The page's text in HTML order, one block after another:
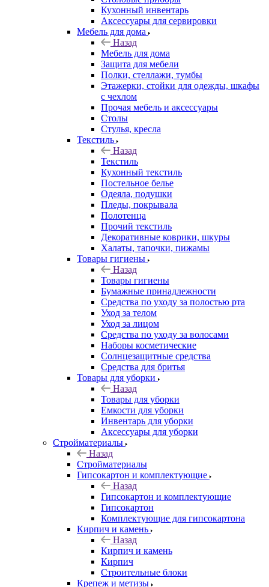
Кухонный инвентарь
Аксессуары для сервировки
Мебель для дома
Назад
Мебель для дома
Защита для мебели
Полки, стеллажи, тумбы
Этажерки, стойки для одежды, шкафы
с чехлом
Прочая мебель и аксессуары
Столы
Стулья, кресла
Текстиль
Назад
Текстиль
Кухонный текстиль
Постельное белье
Одеяла, подушки
Пледы, покрывала
Полотенца
Прочий текстиль
Декоративные коврики, шкуры
Халаты, тапочки, пижамы
Товары гигиены
Назад
Товары гигиены
Бумажные принадлежности
Средства по уходу за полостью рта
Уход за телом
Уход за лицом
Средства по уходу за волосами
Наборы косметические
Солнцезащитные средства
Средства для бритья
Товары для уборки
Назад
Товары для уборки
Емкости для уборки
Инвентарь для уборки
Аксессуары для уборки
Стройматериалы
Назад
Стройматериалы
Гипсокартон и комплектующие
Назад
Гипсокартон и комплектующие
Гипсокартон
Комплектующие для гипсокартона
Кирпич и камень
Назад
Кирпич и камень
Кирпич
Строительные блоки
Крепеж и метизы